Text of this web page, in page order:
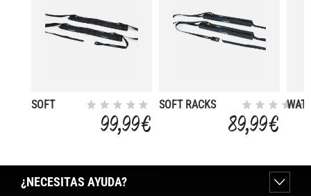
SOFT
99,99 €
SOFT RACKS
SUP/LONGBOARD89,99 €
¿NECESITAS AYUDA?